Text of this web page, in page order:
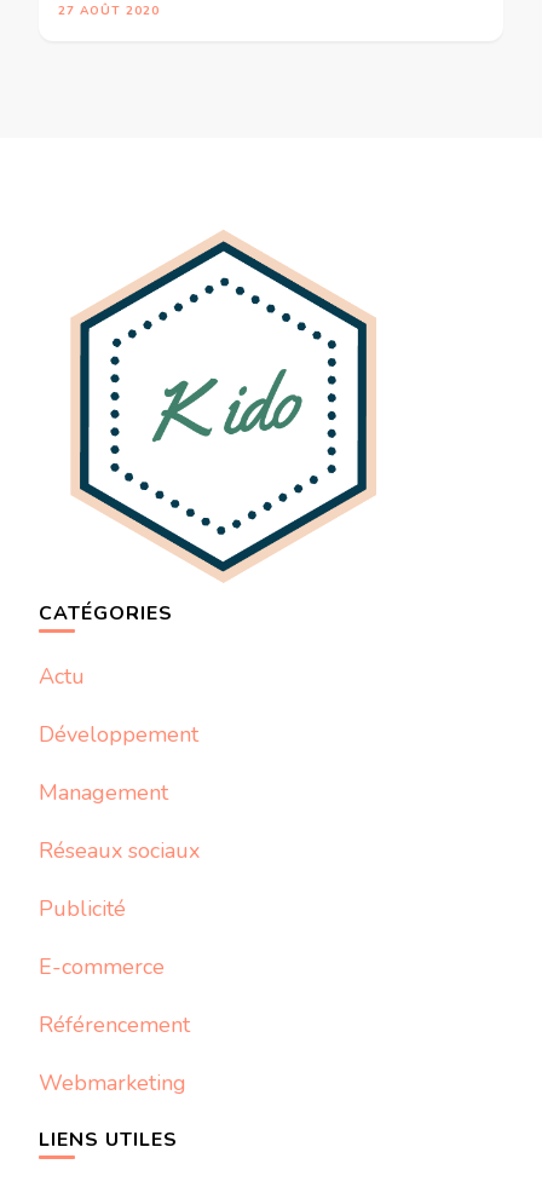
27 AOÛT 2020
CATÉGORIES
Actu
Développement
Management
Réseaux sociaux
Publicité
E-commerce
Référencement
Webmarketing
LIENS UTILES